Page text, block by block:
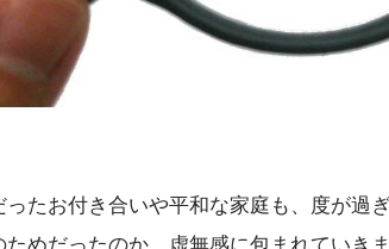
たお付き合いや平和な家庭も、度が過